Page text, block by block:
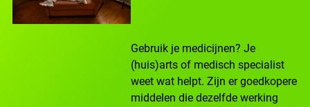
Gebruik je medicijnen? Je
(huis)arts of medisch specialist
weet wat helpt. Zijn er goedkopere
middelen die dezelfde werking